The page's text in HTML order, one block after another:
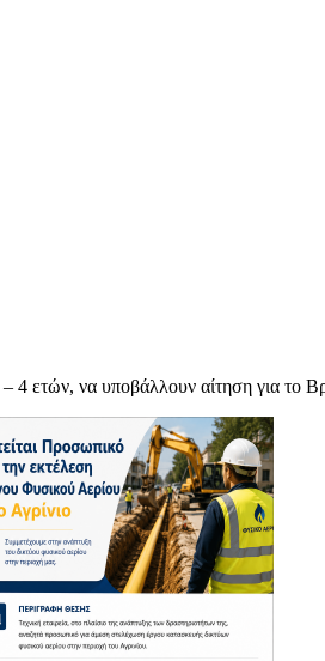
ετών, να υποβάλλουν αίτηση για